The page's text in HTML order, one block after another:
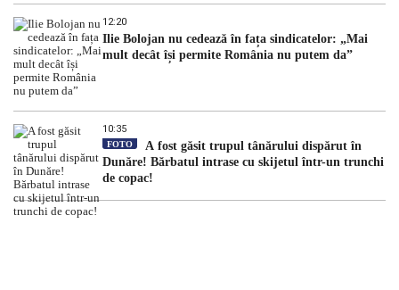
12:20
Ilie Bolojan nu cedează în fața sindicatelor: „Mai
mult decât își permite România nu putem da”
10:35
FOTO
A fost găsit trupul tânărului dispărut în
Dunăre! Bărbatul intrase cu skijetul într-un trunchi
de copac!